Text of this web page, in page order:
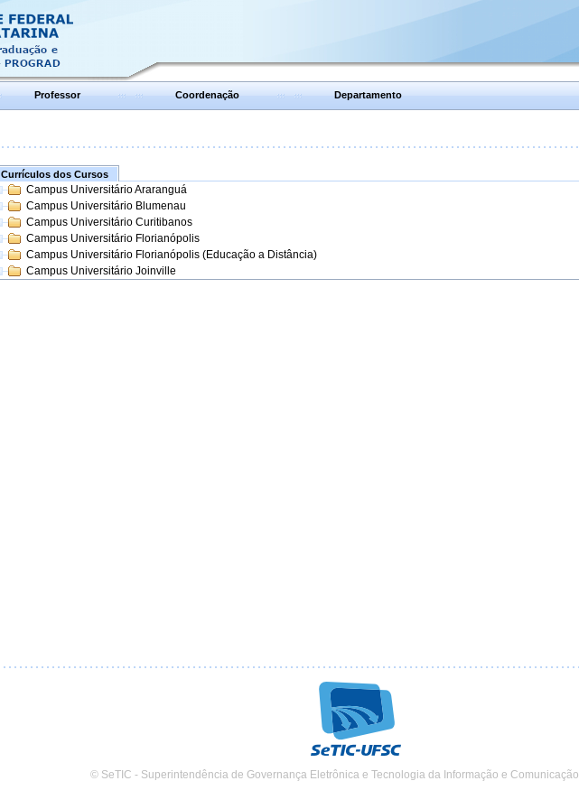
Professor Coordenação Departamento
Currículos dos Cursos
Campus Universitário Araranguá
Campus Universitário Blumenau
Campus Universitário Curitibanos
Campus Universitário Florianópolis
Campus Universitário Florianópolis (Educação a Distância)
Campus Universitário Joinville
© SeTIC - Superintendência de Governança Eletrônica e Tecnologia da Informação e Comunicação